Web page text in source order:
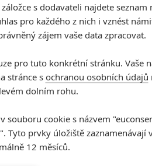
psychologický profil a nijak
násilí, které popisují svoje
vystupují také jejich rodiny
se nepříjemným detailům a
zmiňují také to, že na ně
společnost, která spravuje
viní Jacksona z věcí, které už v
s dodavateli najdete seznam
pro každého z nich i vznést
zájem vaše data zpracovat.
pro tuto konkrétní stránku. Vaše
stránce s ochranou osobních údajů
dolním rohu.
souboru cookie s názvem
Tyto prvky úložiště zaznamenávají
12 měsíců.